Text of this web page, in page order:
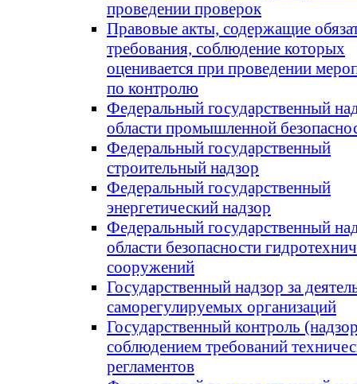
проведении проверок
Правовые акты, содержащие
требования, соблюдение которых
оценивается при проведении
по контролю
Федеральный государственный
области промышленной
Федеральный государственный
строительный надзор
Федеральный государственный
энергетический надзор
Федеральный государственный
области безопасности
сооружений
Государственный надзор за
саморегулируемых организаций
Государственный контроль
соблюдением требований
регламентов